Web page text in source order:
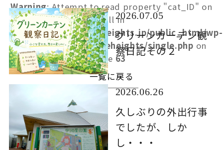
Warning: Attempt to read property "cat_ID" on
null in
/home/keihatsu/careheights.jp/public_html/wp-
content/themes/careheights/single.php on
line 63
一覧に戻る
2026.07.05
グリーンカーテン観
察日記その２
2026.06.26
久しぶりの外出行事
でしたが、しか
し・・・